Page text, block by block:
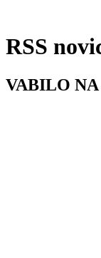
RSS
VABILO NA